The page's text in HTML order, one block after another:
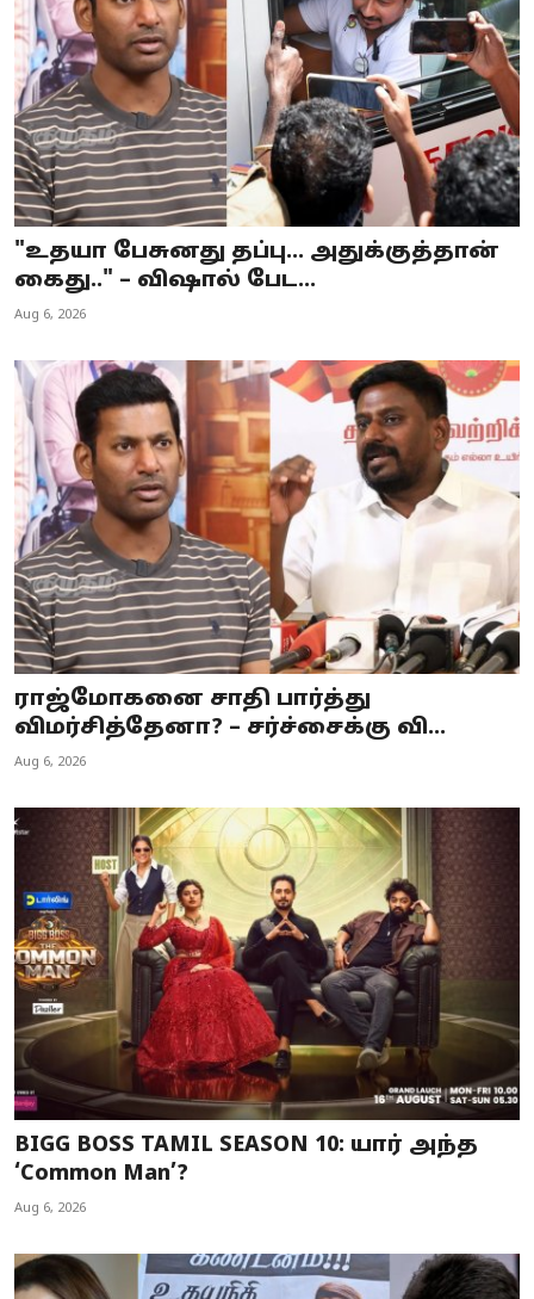
"உதயா பேசுனது தப்பு… அதுக்குத்தான்
கைது.." – விஷால் பேட...
Aug 6, 2026
ராஜ்மோகனை சாதி பார்த்து
விமர்சித்தேனா? – சர்ச்சைக்கு வி...
Aug 6, 2026
BIGG BOSS TAMIL SEASON 10: யார் அந்த
‘Common Man’?
Aug 6, 2026